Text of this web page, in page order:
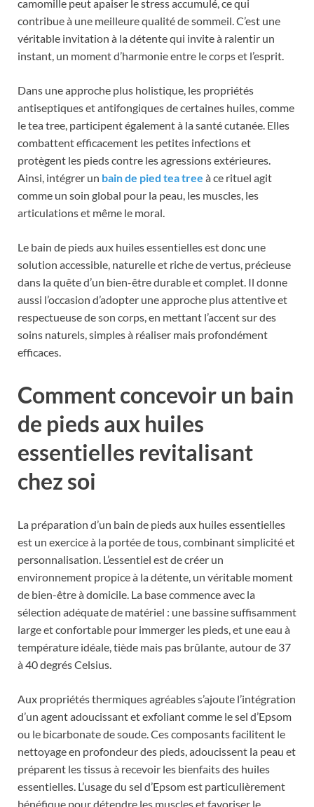
camomille peut apaiser le stress accumulé, ce qui
contribue à une meilleure qualité de sommeil. C’est une
véritable invitation à la détente qui invite à ralentir un
instant, un moment d’harmonie entre le corps et l’esprit.
Dans une approche plus holistique, les propriétés
antiseptiques et antifongiques de certaines huiles, comme
le tea tree, participent également à la santé cutanée. Elles
combattent efficacement les petites infections et
protègent les pieds contre les agressions extérieures.
Ainsi, intégrer un bain de pied tea tree à ce rituel agit
comme un soin global pour la peau, les muscles, les
articulations et même le moral.
Le bain de pieds aux huiles essentielles est donc une
solution accessible, naturelle et riche de vertus, précieuse
dans la quête d’un bien-être durable et complet. Il donne
aussi l’occasion d’adopter une approche plus attentive et
respectueuse de son corps, en mettant l’accent sur des
soins naturels, simples à réaliser mais profondément
efficaces.
Comment concevoir un bain
de pieds aux huiles
essentielles revitalisant
chez soi
La préparation d’un bain de pieds aux huiles essentielles
est un exercice à la portée de tous, combinant simplicité et
personnalisation. L’essentiel est de créer un
environnement propice à la détente, un véritable moment
de bien-être à domicile. La base commence avec la
sélection adéquate de matériel : une bassine suffisamment
large et confortable pour immerger les pieds, et une eau à
température idéale, tiède mais pas brûlante, autour de 37
à 40 degrés Celsius.
Aux propriétés thermiques agréables s’ajoute l’intégration
d’un agent adoucissant et exfoliant comme le sel d’Epsom
ou le bicarbonate de soude. Ces composants facilitent le
nettoyage en profondeur des pieds, adoucissent la peau et
préparent les tissus à recevoir les bienfaits des huiles
essentielles. L’usage du sel d’Epsom est particulièrement
bénéfique pour détendre les muscles et favoriser le